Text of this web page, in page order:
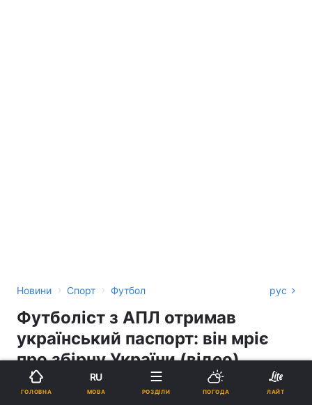
Новини › Спорт › Футбол рус
Футболіст з АПЛ отримав
український паспорт: він мріє
про збірну України (відео)
АРТЕМ БУДРІН
ГОЛОВНА
RU
МОВА РОЗДІЛИ ПОГОДА ЛАЙТ